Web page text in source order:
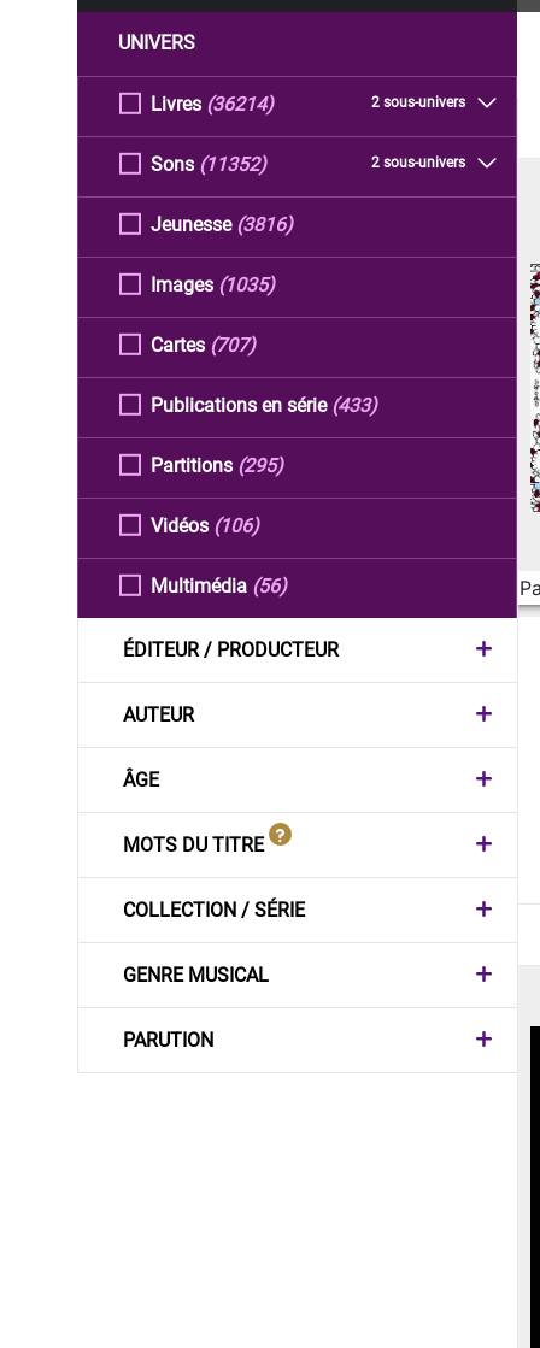
UNIVERS
Livres 2 sous-univers
(36214)
Sons 2 sous-univers
(11352)
Jeunesse (3816)
Images (1035)
Cartes (707)
Publications en série (433)
Partitions (295)
Vidéos (106)
Multimédia (56)
ÉDITEUR / PRODUCTEUR
AUTEUR
ÂGE
MOTS DU TITRE
COLLECTION / SÉRIE
GENRE MUSICAL
PARUTION